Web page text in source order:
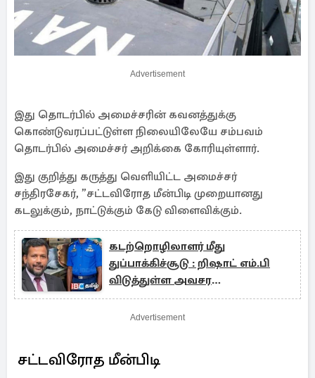
Advertisement
இது தொடர்பில் அமைச்சரின் கவனத்துக்கு
கொண்டுவரப்பட்டுள்ள நிலையிலேயே சம்பவம்
தொடர்பில் அமைச்சர் அறிக்கை கோரியுள்ளார்.
இது குறித்து கருத்து வெளியிட்ட அமைச்சர்
சந்திரசேகர், ”சட்டவிரோத மீன்பிடி முறையானது
கடலுக்கும், நாட்டுக்கும் கேடு விளைவிக்கும்.
கடற்றொழிலாளர் மீது
துப்பாக்கிச்சூடு : றிஷாட் எம்.பி
விடுத்துள்ள அவசர
வேண்டுகோள்
Advertisement
சட்டவிரோத மீன்பிடி